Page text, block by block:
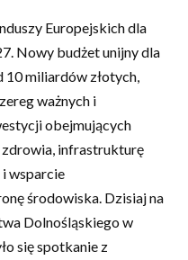
Europejskich dla
Nowy budżet unijny dla
10 miliardów złotych,
ważnych i
obejmujących
zdrowia, infrastrukturę
wsparcie
środowiska. Dzisiaj na
Dolnośląskiego w
się spotkanie z